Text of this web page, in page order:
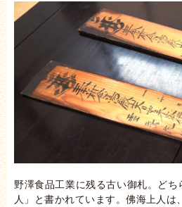
野澤食品工業に残る古い御札。どち
人」と書かれています。佛海上人は